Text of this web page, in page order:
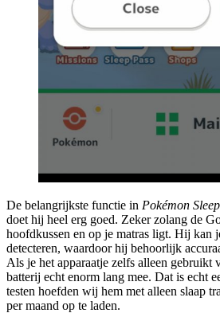
De belangrijkste functie in Pokémon Sleep
doet hij heel erg goed. Zeker zolang de
hoofdkussen en op je matras ligt. Hij kan
detecteren, waardoor hij behoorlijk
Als je het apparaatje zelfs alleen gebruikt
batterij echt enorm lang mee. Dat is echt
testen hoefden wij hem met alleen slaap
per maand op te laden.